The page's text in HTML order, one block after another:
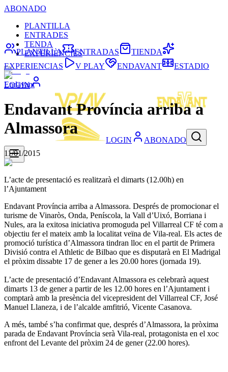
ABONADO
PLANTILLA
ENTRADES
TENDA
EXPERIÈNCIES
LOGIN
LOGIN ABONADO
PLANTILLA ENTRADAS
TIENDA
EXPERIENCIAS
V PLAY ENDAVANT ESTADIO
Endavant
Endavant Província arriba a
Almassora
11/01/2015
L’acte de presentació es realitzarà el dimarts (12.00h) en
l’Ajuntament
Endavant Província arriba a Almassora. Després de promocionar el
turisme de Vinaròs, Onda, Peníscola, la Vall d’Uixó, Borriana i
Nules, ara la exitosa iniciativa promoguda pel Villarreal CF té com a
objectiu fer el mateix amb la localitat veïna de Vila-real. Els actes de
promoció turística d’Almassora tindran lloc en el partit de Primera
Divisió contra el Athletic de Bilbao que es disputarà en El Madrigal
el pròxim dissabte 17 de gener a les 20.00 hores (jornada 19).
L’acte de presentació d’Endavant Almassora es celebrarà aquest
dimarts 13 de gener a partir de les 12.00 hores en l’Ajuntament i
comptarà amb la presència del vicepresident del Villarreal CF, José
Manuel Llaneza, i de l’alcalde amfitrió, Vicente Casanova.
A més, també s’ha confirmat que, després d’Almassora, la pròxima
parada de Endavant Província serà Vila-real, protagonista en el xoc
enfront del Levante del pròxim 24 de gener (22.00 hores).